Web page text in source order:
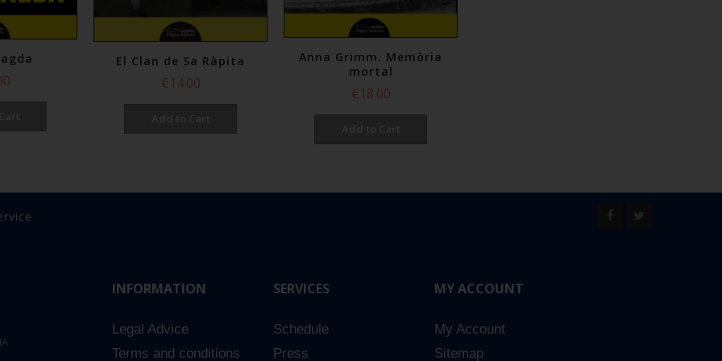
El Clan de Sa Ràpita
€14.00
Anna Grimm. Memòria
mortal
€18.00
INFORMATION
Legal Advice
Terms and conditions
SERVICES
Schedule
Press
MY ACCOUNT
My Account
Sitemap